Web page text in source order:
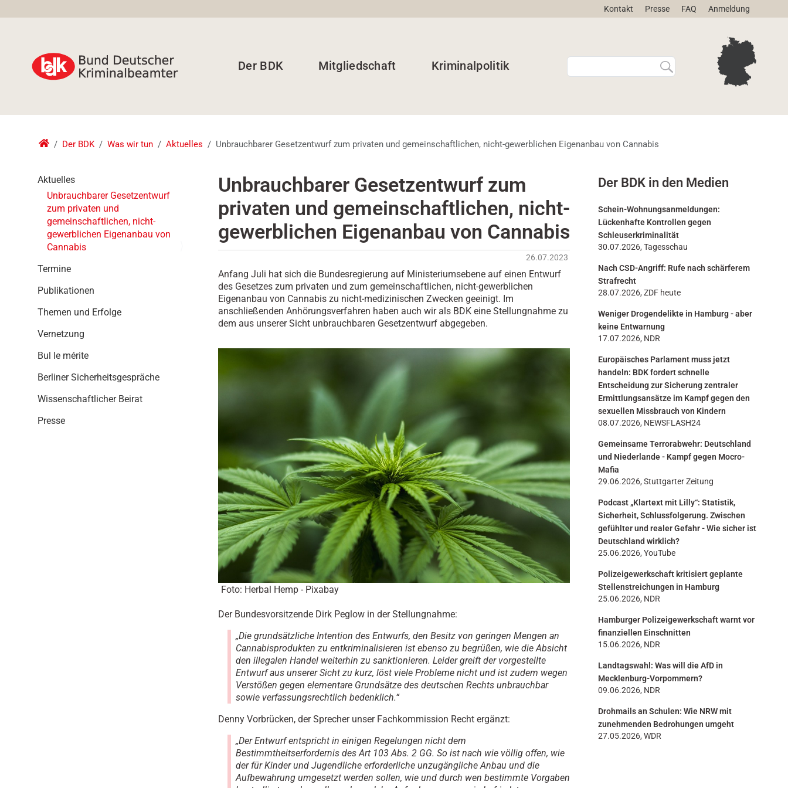
Kontakt Presse FAQ Anmeldung
Der BDK Mitgliedschaft Kriminalpolitik
W
e
d
s
c
e
E
r
r
c
e
Der BDK Was wir tun Aktuelles Unbrauchbarer Gesetzentwurf zum privaten und gemeinschaftlichen, nicht-gewerblichen Eigenanbau von Cannabis
Unbrauchbarer Gesetzentwurf zum
privaten und gemeinschaftlichen, nicht-
gewerblichen Eigenanbau von Cannabis
26.07.2023
Anfang Juli hat sich die Bundesregierung auf Ministeriumsebene auf einen Entwurf
des Gesetzes zum privaten und zum gemeinschaftlichen, nicht-gewerblichen
Eigenanbau von Cannabis zu nicht-medizinischen Zwecken geeinigt. Im
anschließenden Anhörungsverfahren haben auch wir als BDK eine Stellungnahme zu
dem aus unserer Sicht unbrauchbaren Gesetzentwurf abgegeben.
Foto: Herbal Hemp - Pixabay
Der Bundesvorsitzende Dirk Peglow in der Stellungnahme:
„Die grundsätzliche Intention des Entwurfs, den Besitz von geringen Mengen an
Cannabisprodukten zu entkriminalisieren ist ebenso zu begrüßen, wie die Absicht
den illegalen Handel weiterhin zu sanktionieren. Leider greift der vorgestellte
Entwurf aus unserer Sicht zu kurz, löst viele Probleme nicht und ist zudem wegen
Verstößen gegen elementare Grundsätze des deutschen Rechts unbrauchbar
sowie verfassungsrechtlich bedenklich.“
Denny Vorbrücken, der Sprecher unser Fachkommission Recht ergänzt:
„Der Entwurf entspricht in einigen Regelungen nicht dem
Bestimmtheitserfordernis des Art 103 Abs. 2 GG. So ist nach wie völlig offen, wie
der für Kinder und Jugendliche erforderliche unzugängliche Anbau und die
Aufbewahrung umgesetzt werden sollen, wie und durch wen bestimmte Vorgaben
Aktuelles
Unbrauchbarer Gesetzentwurf
zum privaten und
gemeinschaftlichen, nicht-
gewerblichen Eigenanbau von
Cannabis
Termine
Publikationen
Themen und Erfolge
Vernetzung
Bul le mérite
Berliner Sicherheitsgespräche
Wissenschaftlicher Beirat
Presse
Der BDK in den Medien
Schein-Wohnungsanmeldungen:
Lückenhafte Kontrollen gegen
Schleuserkriminalität
30.07.2026, Tagesschau
Nach CSD-Angriff: Rufe nach schärferem
Strafrecht
28.07.2026, ZDF heute
Weniger Drogendelikte in Hamburg - aber
keine Entwarnung
17.07.2026, NDR
Europäisches Parlament muss jetzt
handeln: BDK fordert schnelle
Entscheidung zur Sicherung zentraler
Ermittlungsansätze im Kampf gegen den
sexuellen Missbrauch von Kindern
08.07.2026, NEWSFLASH24
Gemeinsame Terrorabwehr: Deutschland
und Niederlande - Kampf gegen Mocro-
Mafia
29.06.2026, Stuttgarter Zeitung
Podcast „Klartext mit Lilly“: Statistik,
Sicherheit, Schlussfolgerung. Zwischen
gefühlter und realer Gefahr - Wie sicher ist
Deutschland wirklich?
25.06.2026, YouTube
Polizeigewerkschaft kritisiert geplante
Stellenstreichungen in Hamburg
25.06.2026, NDR
Hamburger Polizeigewerkschaft warnt vor
finanziellen Einschnitten
15.06.2026, NDR
Landtagswahl: Was will die AfD in
Mecklenburg-Vorpommern?
09.06.2026, NDR
Drohmails an Schulen: Wie NRW mit
zunehmenden Bedrohungen umgeht
27.05.2026, WDR